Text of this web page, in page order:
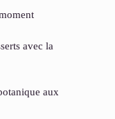
avec la
aux